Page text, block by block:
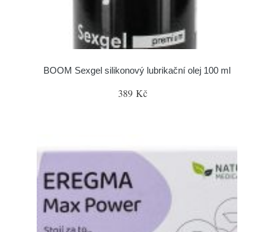
BOOM Sexgel silikonový lubrikační olej 100 ml
389 Kč